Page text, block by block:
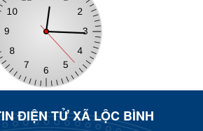
ĐIỆN TỬ XÃ LỘC BÌNH